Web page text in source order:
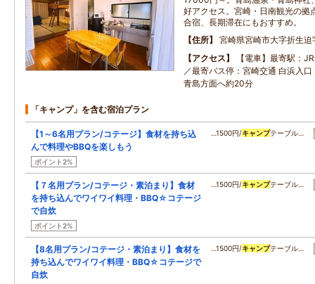
好アクセス。宮崎・日南観光の拠
合宿、長期滞在にもおすすめ。
住所
宮崎県宮崎市大字折生迫
アクセス
【電車】最寄駅：
／最寄バス停：宮崎交通 白浜入
青島方面へ約20分
「キャンプ」を含む宿泊プラン
【1～6名用プラン/コテージ】食材を持ち込
んで料理やBBQを楽しもう
ポイント2%
…1500円/キャンプテーブル…
【７名用プラン/コテージ・素泊まり】食材
を持ち込んでワイワイ料理・BBQ☆コテージ
で自炊
ポイント2%
…1500円/キャンプテーブル…
【8名用プラン/コテージ・素泊まり】食材を
持ち込んでワイワイ料理・BBQ☆コテージで
自炊
…1500円/キャンプテーブル…